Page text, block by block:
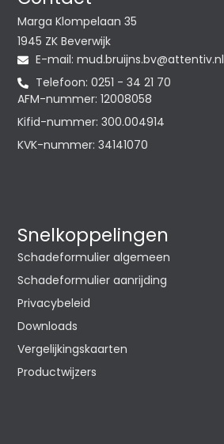
Marga Klompelaan 35
1945 ZK Beverwijk
E-mail:
ln.vitnetta
@vb.snjiurb.dum
Telefoon: 0251 - 34 21 70
AFM-nummer: 12008058
Kifid-nummer: 300.004914
KVK-nummer: 34141070
Snelkoppelingen
Schadeformulier algemeen
Schadeformulier aanrijding
Privacybeleid
Downloads
Vergelijkingskaarten
Productwijzers